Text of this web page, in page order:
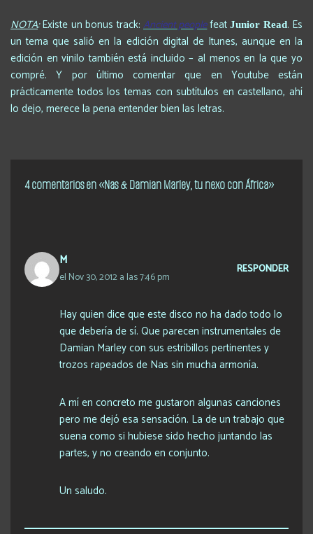
NOTA:Existe un bonus track:Ancient peoplefeatJunior Read. Es
un tema que salió en la edición digital de Itunes, aunque en la
edición en vinilo también está incluido – al menos en la que yo
compré. Y por último comentar que en Youtube están
prácticamente todos los temas con subtítulos en castellano, ahí
lo dejo, merece la pena entender bien las letras.
4 comentarios en «Nas & Damian Marley, tu nexo con África»
M
el Nov 30, 2012 a las 7:46 pm
RESPONDER
Hay quien dice que este disco no ha dado todo lo
que debería de sí. Que parecen instrumentales de
Damian Marley con sus estribillos pertinentes y
trozos rapeados de Nas sin mucha armonía.
A mí en concreto me gustaron algunas canciones
pero me dejó esa sensación. La de un trabajo que
suena como si hubiese sido hecho juntando las
partes, y no creando en conjunto.
Un saludo.